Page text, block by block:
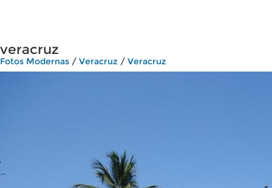
veracruz
Fotos Modernas / Veracruz / Veracruz